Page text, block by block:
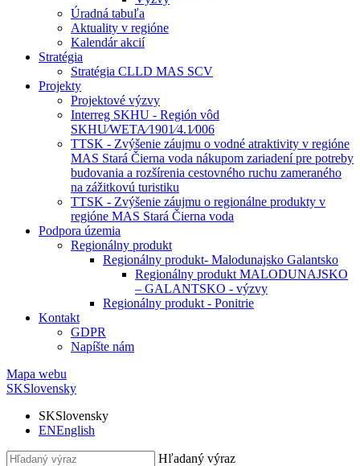
Úradná tabuľa
Aktuality v regióne
Kalendár akcií
Stratégia
Stratégia CLLD MAS SCV
Projekty
Projektové výzvy
Interreg SKHU - Región vôd
SKHU⁄WETA⁄1901⁄4.1⁄006
TTSK - Zvýšenie záujmu o vodné atraktivity v regióne
MAS Stará Čierna voda nákupom zariadení pre potreby
budovania a rozšírenia cestovného ruchu zameraného
na zážitkovú turistiku
TTSK - Zvýšenie záujmu o regionálne produkty v
regióne MAS Stará Čierna voda
Podpora územia
Regionálny produkt
Regionálny produkt- Malodunajsko Galantsko
Regionálny produkt MALODUNAJSKO
– GALANTSKO - výzvy
Regionálny produkt - Ponitrie
Kontakt
GDPR
Napíšte nám
Mapa webu
SKSlovensky
SKSlovensky
ENEnglish
Hľadaný výraz